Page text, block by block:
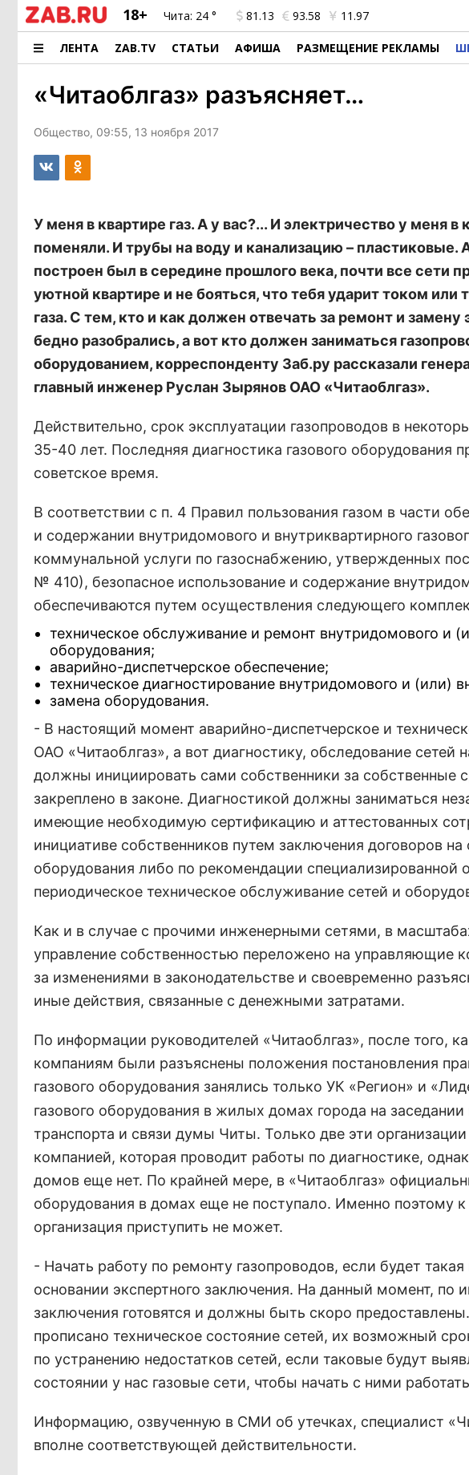
18+ Чита: 24 ° 81.13 93.58 11.97
ЛЕНТА ZAB.TV СТАТЬИ АФИША РАЗМЕЩЕНИЕ РЕКЛАМЫ
«Читаоблгаз» разъясняет…
Общество, 09:55, 13 ноября 2017
У меня в квартире газ. А у вас?... И электричество у меня
поменяли. И трубы на воду и канализацию –
построен был в середине прошлого века, почти все сети
уютной квартире и не бояться, что тебя ударит током или
газа. С тем, кто и как должен отвечать за ремонт и
бедно разобрались, а вот кто должен заниматься
оборудованием, корреспонденту Заб.ру рассказали
главный инженер Руслан Зырянов ОАО «Читаоблгаз».
Действительно, срок эксплуатации газопроводов в
35-40 лет. Последняя диагностика газового оборудования
советское время.
В соответствии с п. 4 Правил пользования газом в части
и содержании внутридомового и внутриквартирного
коммунальной услуги по газоснабжению, утвержденных
№ 410), безопасное использование и содержание
обеспечиваются путем осуществления следующего
техническое обслуживание и ремонт внутридомового и
оборудования;
аварийно-диспетчерское обеспечение;
техническое диагностирование внутридомового и (или)
замена оборудования.
- В настоящий момент аварийно-диспетчерское и
ОАО «Читаоблгаз», а вот диагностику, обследование сетей
должны инициировать сами собственники за собственные
закреплено в законе. Диагностикой должны заниматься
имеющие необходимую сертификацию и аттестованных
инициативе собственников путем заключения договоров
оборудования либо по рекомендации
периодическое техническое обслуживание сетей и
Как и в случае с прочими инженерными сетями, в
управление собственностью переложено на управляющие
за изменениями в законодательстве и своевременно
иные действия, связанные с денежными затратами.
По информации руководителей «Читаоблгаз», после того,
компаниям были разъяснены положения постановления
газового оборудования занялись только УК «Регион» и
газового оборудования в жилых домах города на
транспорта и связи думы Читы. Только две эти
компанией, которая проводит работы по диагностике,
домов еще нет. По крайней мере, в «Читаоблгаз»
оборудования в домах еще не поступало. Именно поэтому
организация приступить не может.
- Начать работу по ремонту газопроводов, если будет
основании экспертного заключения. На данный момент,
заключения готовятся и должны быть скоро
прописано техническое состояние сетей, их возможный
по устранению недостатков сетей, если таковые будут
состоянии у нас газовые сети, чтобы начать с ними
Информацию, озвученную в СМИ об утечках, специалист
вполне соответствующей действительности.